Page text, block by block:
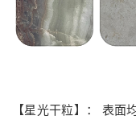
【星光干粒】： 表面